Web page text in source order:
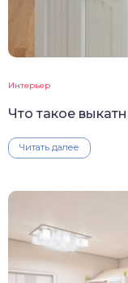
Интерьер
Что такое
Читать далее